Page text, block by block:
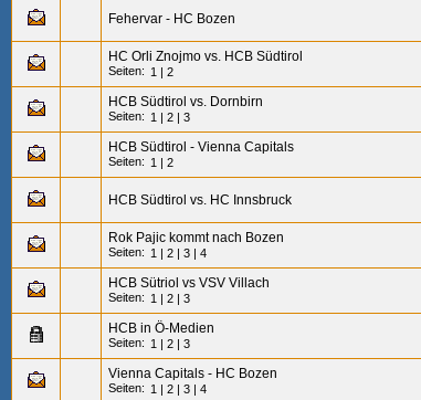
Fehervar - HC Bozen
HC Orli Znojmo vs. HCB Südtirol
Seiten: 1 | 2
HCB Südtirol vs. Dornbirn
Seiten: 1 | 2 | 3
HCB Südtirol - Vienna Capitals
Seiten: 1 | 2
HCB Südtirol vs. HC Innsbruck
Rok Pajic kommt nach Bozen
Seiten: 1 | 2 | 3 | 4
HCB Sütriol vs VSV Villach
Seiten: 1 | 2 | 3
HCB in Ö-Medien
Seiten: 1 | 2 | 3
Vienna Capitals - HC Bozen
Seiten: 1 | 2 | 3 | 4